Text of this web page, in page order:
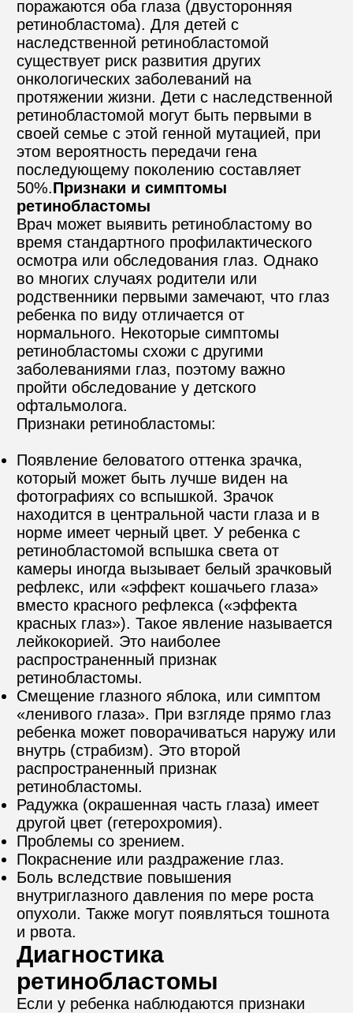
поражаются оба глаза (двусторонняя
ретинобластома). Для детей с
наследственной ретинобластомой
существует риск развития других
онкологических заболеваний на
протяжении жизни. Дети с наследственной
ретинобластомой могут быть первыми в
своей семье с этой генной мутацией, при
этом вероятность передачи гена
последующему поколению составляет
50%.Признаки и симптомы
ретинобластомы
Врач может выявить ретинобластому во
время стандартного профилактического
осмотра или обследования глаз. Однако
во многих случаях родители или
родственники первыми замечают, что глаз
ребенка по виду отличается от
нормального. Некоторые симптомы
ретинобластомы схожи с другими
заболеваниями глаз, поэтому важно
пройти обследование у детского
офтальмолога.
Признаки ретинобластомы:
Появление беловатого оттенка зрачка,
который может быть лучше виден на
фотографиях со вспышкой. Зрачок
находится в центральной части глаза и в
норме имеет черный цвет. У ребенка с
ретинобластомой вспышка света от
камеры иногда вызывает белый зрачковый
рефлекс, или «эффект кошачьего глаза»
вместо красного рефлекса («эффекта
красных глаз»). Такое явление называется
лейкокорией. Это наиболее
распространенный признак
ретинобластомы.
Смещение глазного яблока, или симптом
«ленивого глаза». При взгляде прямо глаз
ребенка может поворачиваться наружу или
внутрь (страбизм). Это второй
распространенный признак
ретинобластомы.
Радужка (окрашенная часть глаза) имеет
другой цвет (гетерохромия).
Проблемы со зрением.
Покраснение или раздражение глаз.
Боль вследствие повышения
внутриглазного давления по мере роста
опухоли. Также могут появляться тошнота
и рвота.
Диагностика
ретинобластомы
Если у ребенка наблюдаются признаки